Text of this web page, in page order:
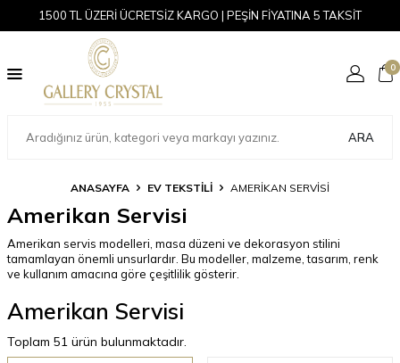
1500 TL ÜZERİ ÜCRETSİZ KARGO | PEŞİN FİYATINA 5 TAKSİT
ARA
0
ANASAYFA EV TEKSTİLİ AMERIKAN SERVISI
Amerikan Servisi
Amerikan servis modelleri, masa düzeni ve dekorasyon stilini
tamamlayan önemli unsurlardır. Bu modeller, malzeme, tasarım, renk
ve kullanım amacına göre çeşitlilik gösterir.
Amerikan Servisi
Toplam 51 ürün bulunmaktadır.